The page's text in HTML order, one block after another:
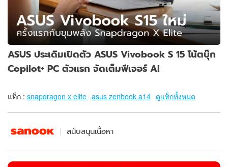
ASUS ประเดิมเปิดตัว ASUS Vivobook S 15 โน้ตบุ๊ก
Copilot+ PC ตัวแรก จัดเต็มฟีเจอร์ AI
แท็ก : snapdragon x elite asus zenbook a14 ดูแท็กทั้งหมด
สนับสนุนเนื้อหา